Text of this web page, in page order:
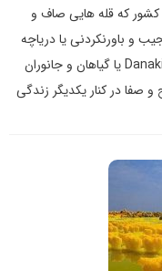
کشور که قله هایی صاف و
و باورنکردنی یا دریاچه
مواد مذاب آتشفشان ارتا الا در Danakil Depression یا گیاهان و جانوران
صفا در کنار یکدیگر زندگی